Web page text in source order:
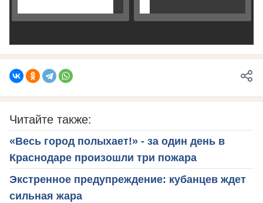
Читайте также:
«Весь город полыхает!» - за один день в
Краснодаре произошли три пожара
Экстренное предупреждение: кубанцев ждет
сильная жара